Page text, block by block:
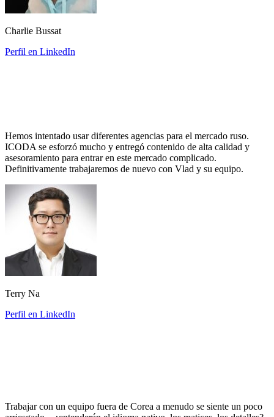
Charlie Bussat
Perfil en LinkedIn
Hemos intentado usar diferentes agencias para el mercado ruso.
ICODA se esforzó mucho y entregó contenido de alta calidad y
asesoramiento para entrar en este mercado complicado.
Definitivamente trabajaremos de nuevo con Vlad y su equipo.
Terry Na
Perfil en LinkedIn
Trabajar con un equipo fuera de Corea a menudo se siente un poco